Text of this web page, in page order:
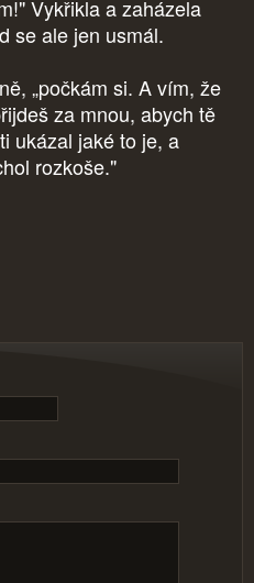
Vykřikla a zaházela
se ale jen usmál.
„počkám si. A vím, že
za mnou, abych tě
ukázal jaké to je, a
rozkoše."